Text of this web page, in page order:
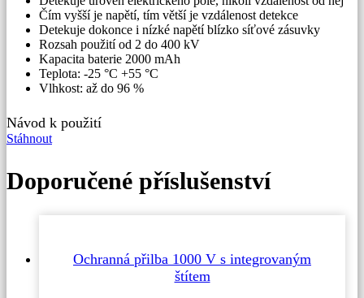
Čím vyšší je napětí, tím větší je vzdálenost detekce
Detekuje dokonce i nízké napětí blízko síťové zásuvky
Rozsah použití od 2 do 400 kV
Kapacita baterie 2000 mAh
Teplota: -25 °C +55 °C
Vlhkost: až do 96 %
Návod k použití
Stáhnout
Doporučené příslušenství
Ochranná přilba 1000 V s integrovaným
štítem